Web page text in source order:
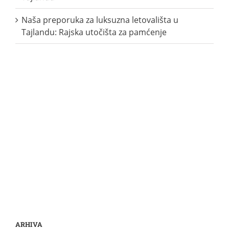
Naša preporuka za luksuzna letovališta u
Tajlandu: Rajska utočišta za pamćenje
ARHIVA